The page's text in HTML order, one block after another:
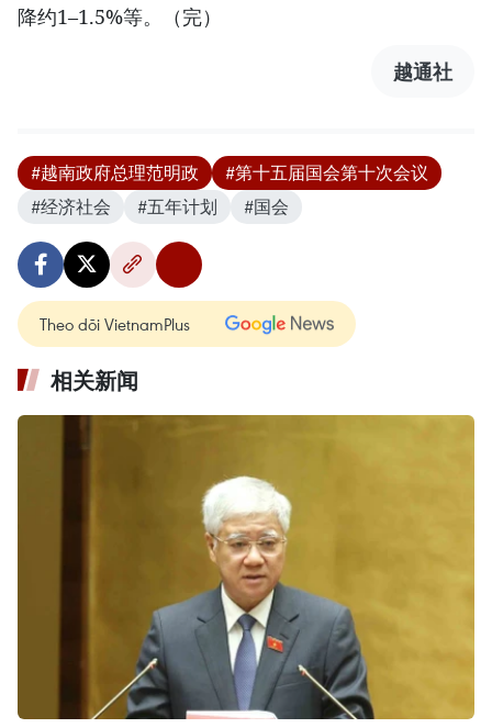
降约1–1.5%等。（完）
越通社
#越南政府总理范明政
#第十五届国会第十次会议
#经济社会
#五年计划 #国会
Theo dõi VietnamPlus
相关新闻